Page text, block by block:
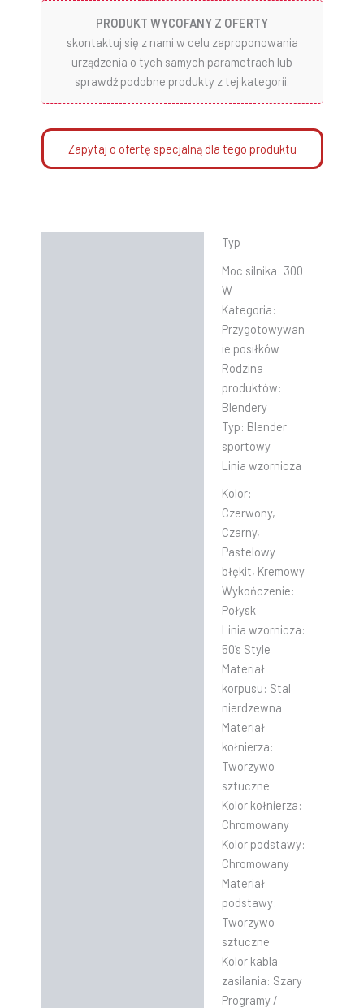
PRODUKT WYCOFANY Z OFERTY
skontaktuj się z nami w celu zaproponowania
urządzenia o tych samych parametrach lub
sprawdź podobne produkty z tej kategorii.
Zapytaj o ofertę specjalną dla tego produktu
Typ
Moc silnika: 300
W
Kategoria:
Przygotowywan
ie posiłków
Rodzina
produktów:
Blendery
Typ: Blender
sportowy
Linia wzornicza
Kolor:
Czerwony,
Czarny,
Pastelowy
błękit, Kremowy
Wykończenie:
Połysk
Linia wzornicza:
50’s Style
Materiał
korpusu: Stal
nierdzewna
Materiał
kołnierza:
Tworzywo
sztuczne
Kolor kołnierza:
Chromowany
Kolor podstawy:
Chromowany
Materiał
podstawy:
Tworzywo
sztuczne
Kolor kabla
zasilania: Szary
Programy /